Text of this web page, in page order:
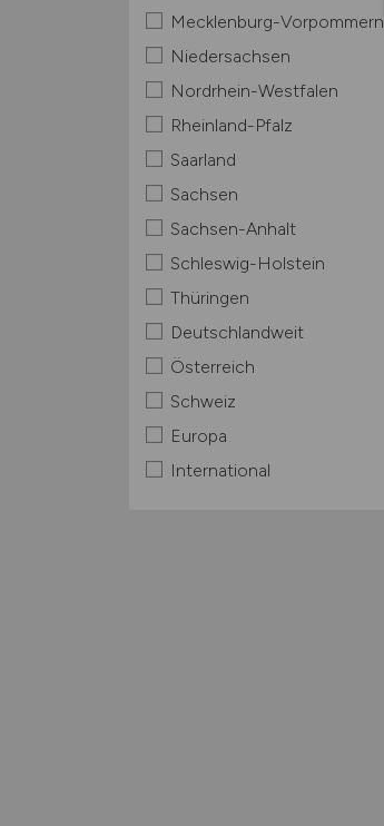
Mecklenburg-Vorpommern
Niedersachsen
Nordrhein-Westfalen
Rheinland-Pfalz
Saarland
Sachsen
Sachsen-Anhalt
Schleswig-Holstein
Thüringen
Deutschlandweit
Österreich
Schweiz
Europa
International